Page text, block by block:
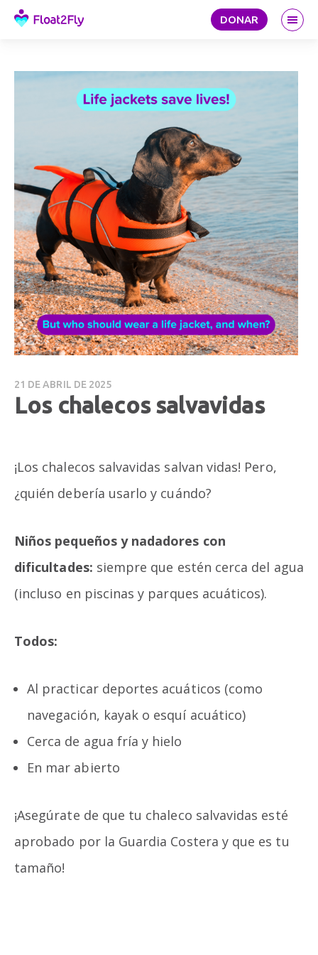
DONAR
21 DE ABRIL DE 2025
Los chalecos salvavidas
¡Los chalecos salvavidas salvan vidas! Pero,
¿quién debería usarlo y cuándo?
Niños pequeños y nadadores con
dificultades: siempre que estén cerca del agua
(incluso en piscinas y parques acuáticos).
Todos:
Al practicar deportes acuáticos (como
navegación, kayak o esquí acuático)
Cerca de agua fría y hielo
En mar abierto
¡Asegúrate de que tu chaleco salvavidas esté
aprobado por la Guardia Costera y que es tu
tamaño!